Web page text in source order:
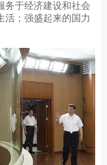
务于经济建设和社会
活；强盛起来的国力